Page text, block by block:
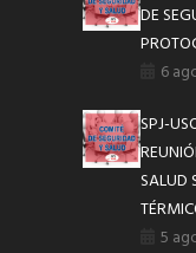
DE
6
SPJ-
SALUD
5